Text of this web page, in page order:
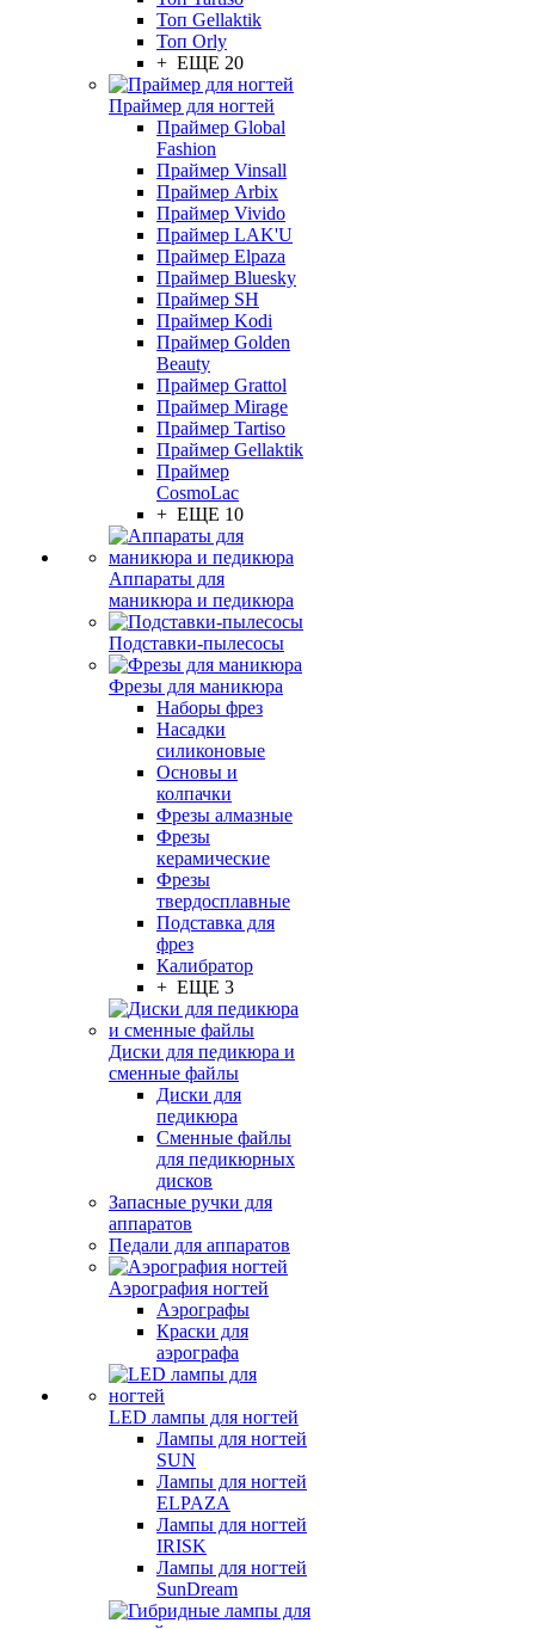
Топ Gellaktik
Топ Orly
+ ЕЩЕ 20
Праймер для ногтей
Праймер Global
Fashion
Праймер Vinsall
Праймер Arbix
Праймер Vivido
Праймер LAK'U
Праймер Elpaza
Праймер Bluesky
Праймер SH
Праймер Kodi
Праймер Golden
Beauty
Праймер Grattol
Праймер Mirage
Праймер Tartiso
Праймер Gellaktik
Праймер
CosmoLac
+ ЕЩЕ 10
Аппараты для
маникюра и педикюра
Подставки-пылесосы
Фрезы для маникюра
Наборы фрез
Насадки
силиконовые
Основы и
колпачки
Фрезы алмазные
Фрезы
керамические
Фрезы
твердосплавные
Подставка для
фрез
Калибратор
+ ЕЩЕ 3
Диски для педикюра и
сменные файлы
Диски для
педикюра
Сменные файлы
для педикюрных
дисков
Запасные ручки для
аппаратов
Педали для аппаратов
Аэрография ногтей
Аэрографы
Краски для
аэрографа
LED лампы для ногтей
Лампы для ногтей
SUN
Лампы для ногтей
ELPAZA
Лампы для ногтей
IRISK
Лампы для ногтей
SunDream